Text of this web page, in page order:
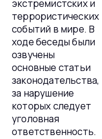
экстремистских и
террористических
событий в мире. В
ходе беседы были
озвучены
основные статьи
законодательства,
за нарушение
которых следует
уголовная
ответственность.